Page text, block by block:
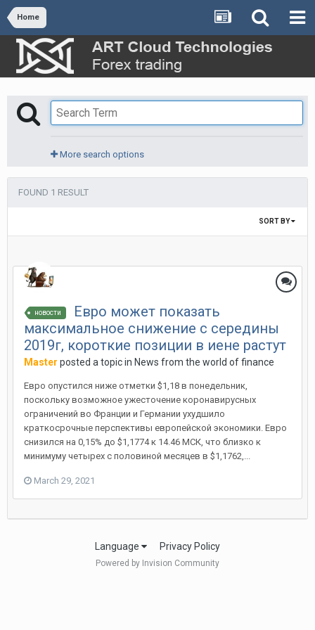
Home
More search options
FOUND 1 RESULT
SORT BY
новости
Евро может показать
максимальное снижение с середины
2019г, короткие позиции в иене растут
Master posted a topic in News from the world of finance
Евро опустился ниже отметки $1,18 в понедельник,
поскольку возможное ужесточение коронавирусных
ограничений во Франции и Германии ухудшило
краткосрочные перспективы европейской экономики. Евро
снизился на 0,15% до $1,1774 к 14.46 МСК, что близко к
минимуму четырех с половиной месяцев в $1,1762,...
March 29, 2021
Language Privacy Policy
Powered by Invision Community